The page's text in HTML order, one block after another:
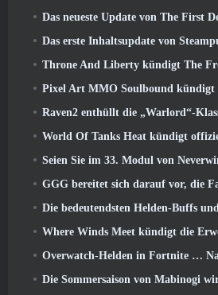
Das neueste Update von The First Descendant verbessert den Farming-
Das erste Inhaltsupdate von Steampunk ARPG Crystalfall soll
Throne And Liberty kündigt The
Pixel Art MMO Soulbound kündigt
Raven2 enthüllt die „Warlord“-
World Of Tanks Heat kündigt offizielles World
Seien Sie im 33. Modul von Neverwinter auf dem
GGG bereitet sich darauf vor, die Fate of the Vaal-Ligen von Path of Exile 2 vor der
Die bedeutendsten Helden-Buffs
Where Winds Meet kündigt die Erweiterung des Imperial Palace an und
Overwatch-Helden in Fortnite …
Die Sommersaison von Mabinogi wird im